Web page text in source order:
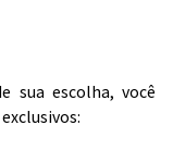
sua escolha, você